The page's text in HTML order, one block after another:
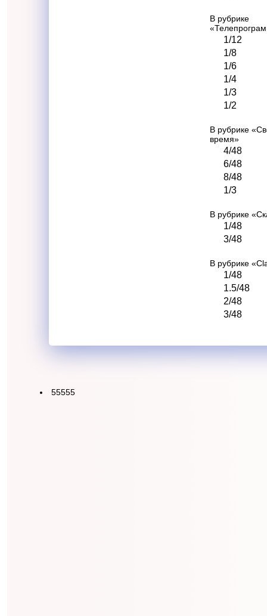
В рубрике
1/12
1/8
1/6
1/4
1/3
1/2
В рубрике
время»
4/48
6/48
8/48
1/3
В рубрике
1/48
3/48
В рубрике
1/48
1.5/48
2/48
3/48
55555